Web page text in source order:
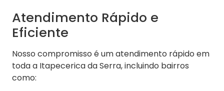
Atendimento Rápido e
Eficiente
Nosso compromisso é um atendimento rápido em
toda a Itapecerica da Serra, incluindo bairros
como: